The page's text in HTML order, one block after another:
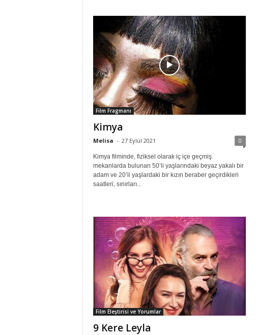
Film Fragmanı
Kimya
Melisa - 27 Eylül 2021 0
Kimya filminde, fiziksel olarak iç içe geçmiş
mekanlarda bulunan 50’li yaşlarındaki beyaz yakalı bir
adam ve 20’li yaşlardaki bir kızın beraber geçirdikleri
saatleri, sınırları...
Film Eleştirisi ve Yorumlar
9 Kere Leyla